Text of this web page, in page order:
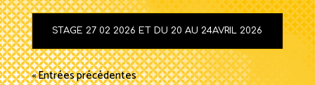
STAGE 27 02 2026 ET DU 20 AU 24AVRIL 2026
« Entrées précédentes